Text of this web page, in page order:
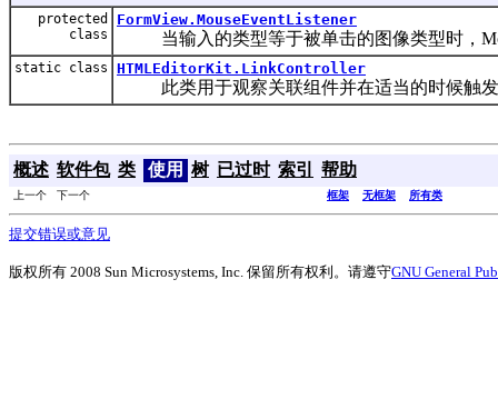
protected
class
FormView.MouseEventListener
当输入的类型等于被单击的图像类型时，
static class HTMLEditorKit.LinkController
此类用于观察关联组件并在适当的时候触发
概述 软件包 类 使用 树 已过时 索引 帮助
上一个 下一个 框架 无框架 所有类
提交错误或意见
版权所有 2008 Sun Microsystems, Inc. 保留所有权利。请遵守GNU General